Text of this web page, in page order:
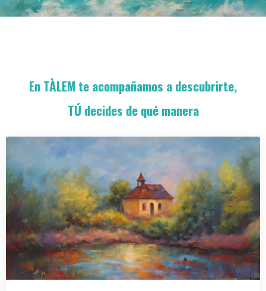
En TÀLEM te acompañamos a descubrirte,
TÚ decides de qué manera